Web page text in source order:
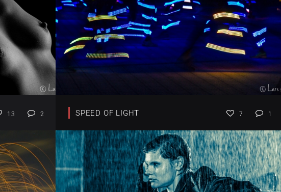
13 2 SPEED OF LIGHT 7 1